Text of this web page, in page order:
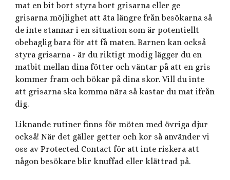
mat en bit bort styra bort grisarna eller ge
grisarna möjlighet att äta längre från besökarna så
de inte stannar i en situation som är potentiellt
obehaglig bara för att få maten. Barnen kan också
styra grisarna - är du riktigt modig lägger du en
matbit mellan dina fötter och väntar på att en gris
kommer fram och bökar på dina skor. Vill du inte
att grisarna ska komma nära så kastar du mat ifrån
dig.
Liknande rutiner finns för möten med övriga djur
också! När det gäller getter och kor så använder vi
oss av Protected Contact för att inte riskera att
någon besökare blir knuffad eller klättrad på.